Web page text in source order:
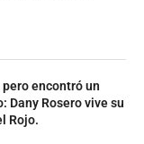
pero encontró un
Dany Rosero vive su
Rojo.